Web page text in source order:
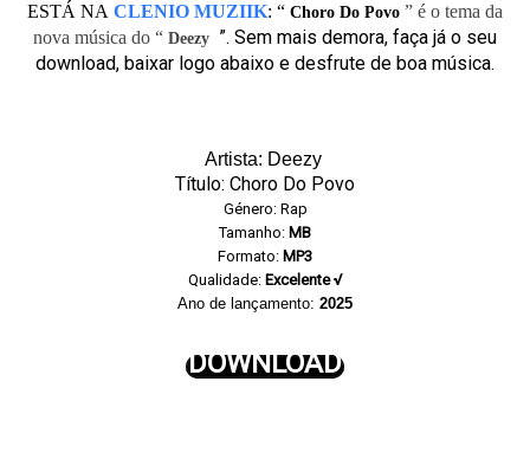
ESTÁ NA CLENIO MUZIIK: “ Choro Do Povo ” é o tema da
nova música do “ Deezy ”. Sem mais demora, faça já o seu
download, baixar logo abaixo e desfrute de boa música.
Artista: Deezy
Título: Choro Do Povo
Género: Rap
Tamanho: MB
Formato: MP3
Qualidade: Excelente √
Ano de lançamento: 2025
DOWNLOAD